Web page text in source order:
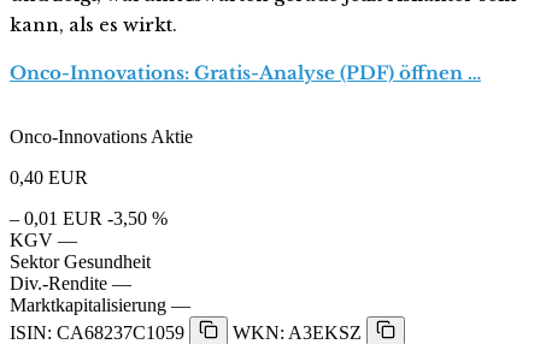
kann, als es wirkt.
Onco-Innovations: Gratis-Analyse (PDF) öffnen …
Onco-Innovations Aktie
0,40 EUR
– 0,01 EUR -3,50 %
KGV —
Sektor Gesundheit
Div.-Rendite —
Marktkapitalisierung —
ISIN: CA68237C1059
WKN: A3EKSZ